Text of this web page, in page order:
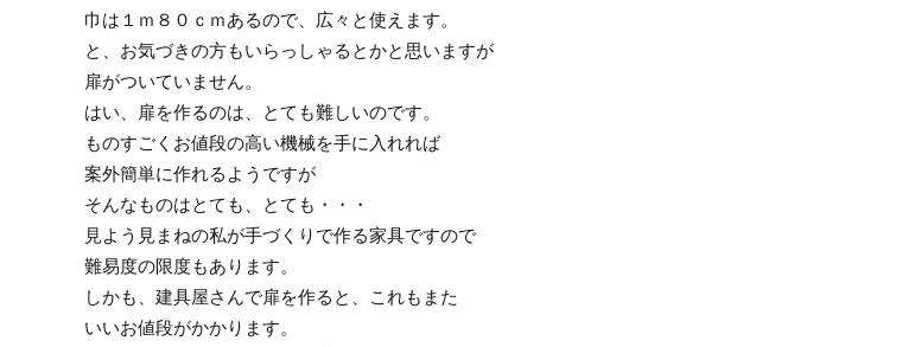
巾は１ｍ８０ｃｍあるので、広々と使えます。
と、お気づきの方もいらっしゃるとかと思いますが
扉がついていません。
はい、扉を作るのは、とても難しいのです。
ものすごくお値段の高い機械を手に入れれば
案外簡単に作れるようですが
そんなものはとても、とても・・・
見よう見まねの私が手づくりで作る家具ですので
難易度の限度もあります。
しかも、建具屋さんで扉を作ると、これもまた
いいお値段がかかります。